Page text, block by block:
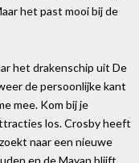
het past mooi bij de
het drakenschip uit De
de persoonlijke kant
mee. Kom bij je
los. Crosby heeft
naar een nieuwe
en de Mayan blijft